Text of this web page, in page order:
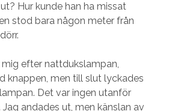
Hur kunde han ha missat
stod bara någon meter från
efter nattdukslampan,
knappen, men till slut lyckades
Det var ingen utanför
andades ut, men känslan av